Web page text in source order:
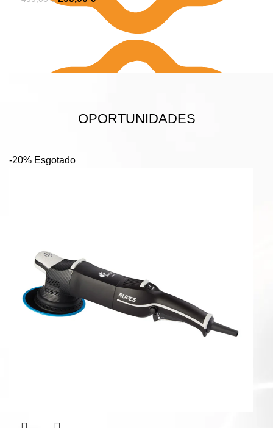
OPORTUNIDADES
-20% Esgotado